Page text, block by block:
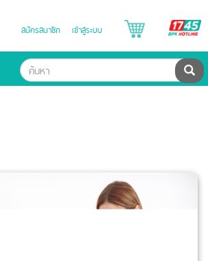
สมัครสมาชิก เข้าสู่ระบบ
ค้น